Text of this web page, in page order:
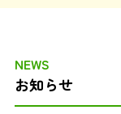
NEWS
お知らせ